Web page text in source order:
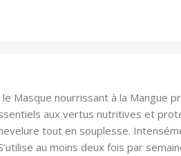
Masque nourrissant à la Mangue
aux vertus nutritives et
tout en souplesse.
au moins deux fois par